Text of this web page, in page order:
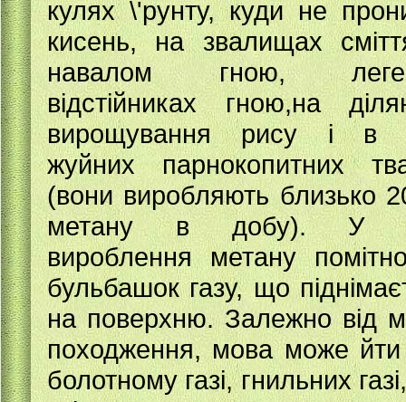
кулях \'рунту, куди не
кисень, на звалищах
навалом гною,
відстійниках гною,на
вирощування рису і в
жуйних парнокопитних
(вони виробляють близько
метану в добу). У
вироблення метану
бульбашок газу, що
на поверхню. Залежно від
походження, мова може
болотному газі, гнильних газі,